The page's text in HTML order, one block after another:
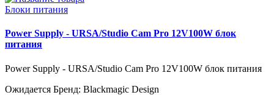
Блоки питания
Power Supply - URSA/Studio Cam Pro 12V100W блок
питания
Power Supply - URSA/Studio Cam Pro 12V100W блок питания
Ожидается Бренд: Blackmagic Design